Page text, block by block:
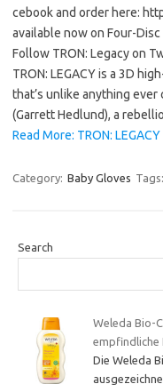
cebook and order here:
available now on Four-
Follow TRON: Legacy on
TRON: LEGACY is a 3D
that’s unlike anything ever
(Garrett Hedlund), a
Read More: TRON:
Category: Baby Gloves Tags:
Search
Weleda Bio-
empfindliche
Die Weleda